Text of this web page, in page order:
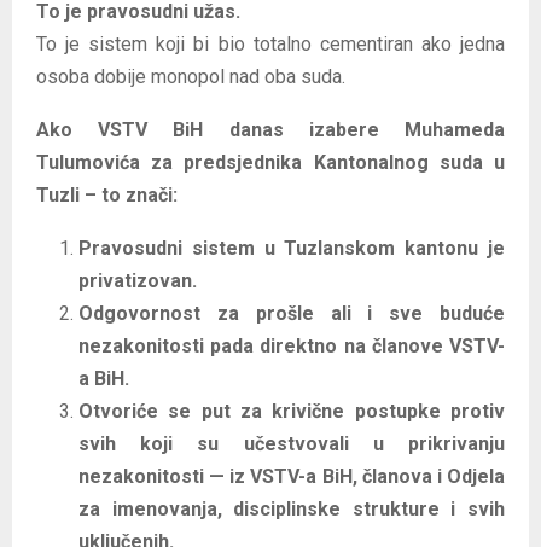
To je pravosudni užas.
To je sistem koji bi bio totalno cementiran ako jedna
osoba dobije monopol nad oba suda.
Ako VSTV BiH danas izabere Muhameda
Tulumovića za predsjednika Kantonalnog suda u
Tuzli – to znači:
Pravosudni sistem u Tuzlanskom kantonu je
privatizovan.
Odgovornost za prošle ali i sve buduće
nezakonitosti pada direktno na članove VSTV-
a BiH.
Otvoriće se put za krivične postupke protiv
svih koji su učestvovali u prikrivanju
nezakonitosti — iz VSTV-a BiH, članova i Odjela
za imenovanja, disciplinske strukture i svih
uključenih.